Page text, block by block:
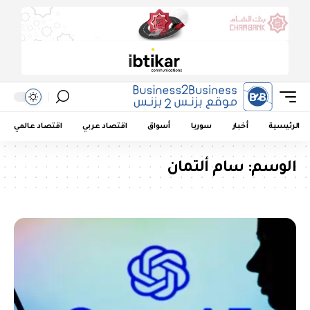
الرئيسية أخبار سوريا أسواق اقتصاد عربي اقتصاد عالمي
الوسم:سام ألتمان